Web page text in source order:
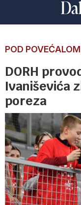
POD POVEĆALOM
DORH
Ivaniševića
poreza